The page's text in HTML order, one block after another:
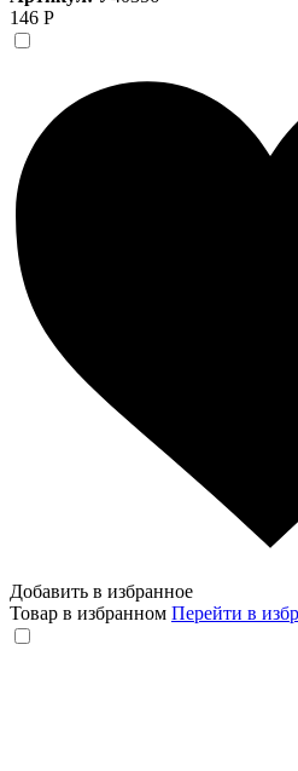
146 Р
Добавить в избранное
Товар в избранном Перейти в